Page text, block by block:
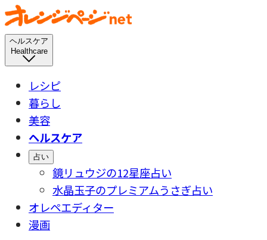
ヘルスケア
Healthcare
レシピ
暮らし
美容
ヘルスケア
占い
鏡リュウジの12星座占い
水晶玉子のプレミアムうさぎ占い
オレペエディター
漫画